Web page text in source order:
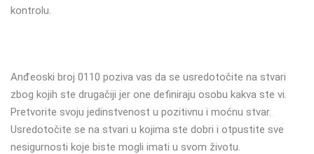
kontrolu.
Anđeoski broj 0110 poziva vas da se usredotočite na stvari
zbog kojih ste drugačiji jer one definiraju osobu kakva ste vi.
Pretvorite svoju jedinstvenost u pozitivnu i moćnu stvar.
Usredotočite se na stvari u kojima ste dobri i otpustite sve
nesigurnosti koje biste mogli imati u svom životu.